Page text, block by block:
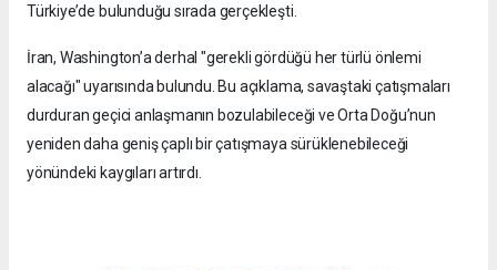
Türkiye’de bulunduğu sırada gerçekleşti.
İran, Washington’a derhal "gerekli gördüğü her türlü önlemi
alacağı" uyarısında bulundu. Bu açıklama, savaştaki çatışmaları
durduran geçici anlaşmanın bozulabileceği ve Orta Doğu’nun
yeniden daha geniş çaplı bir çatışmaya sürüklenebileceği
yönündeki kaygıları artırdı.